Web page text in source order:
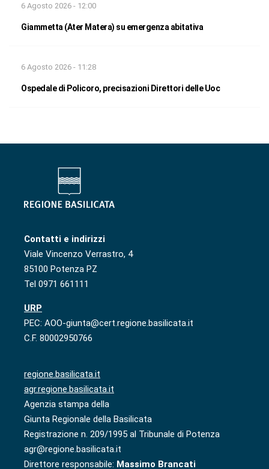
6 Agosto 2026 - 12:00
Giammetta (Ater Matera) su emergenza abitativa
6 Agosto 2026 - 11:28
Ospedale di Policoro, precisazioni Direttori delle Uoc
Contatti e indirizzi
Viale Vincenzo Verrastro, 4
85100 Potenza PZ
Tel 0971 661111
URP
PEC: AOO-giunta@cert.regione.basilicata.it
C.F. 80002950766
regione.basilicata.it
agr.regione.basilicata.it
Agenzia stampa della
Giunta Regionale della Basilicata
Registrazione n. 209/1995 al Tribunale di Potenza
agr@regione.basilicata.it
Direttore responsabile: Massimo Brancati